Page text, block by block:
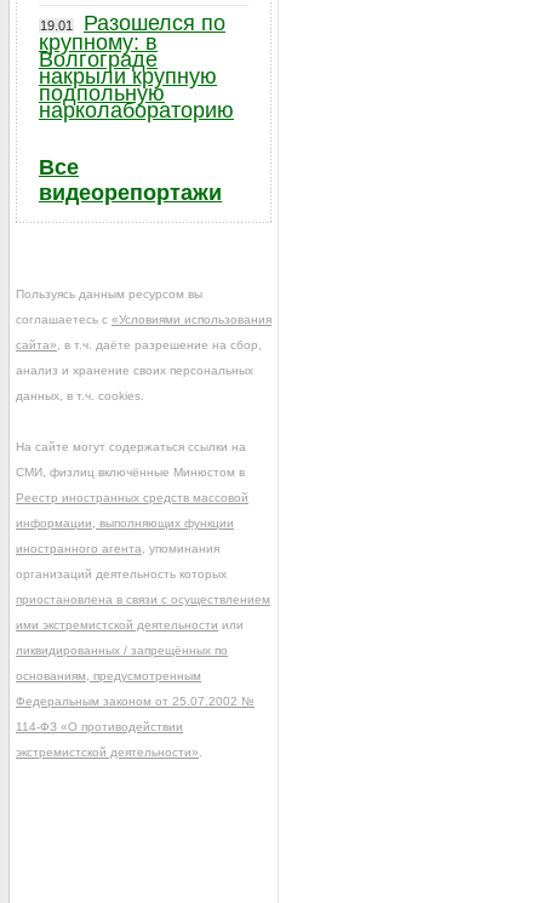
19.01
Разошелся по
крупному: в
Волгограде
накрыли крупную
подпольную
нарколабораторию
Все
видеорепортажи
Пользуясь данным ресурсом вы
соглашаетесь с «Условиями использования
сайта» , в т.ч. даёте разрешение на сбор,
анализ и хранение своих персональных
данных, в т.ч. cookies.
На сайте могут содержаться ссылки на
СМИ, физлиц включённые Минюстом в
Реестр иностранных средств массовой
информации, выполняющих функции
иностранного агента , упоминания
организаций деятельность которых
приостановлена в связи с осуществлением
ими экстремистской деятельности или
ликвидированных / запрещённых по
основаниям, предусмотренным
Федеральным законом от 25.07.2002 №
114-ФЗ «О противодействии
экстремистской деятельности»